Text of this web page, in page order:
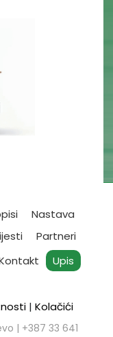
Nastava
Partneri
Upis
| Kolačići
| ​+387 33 641